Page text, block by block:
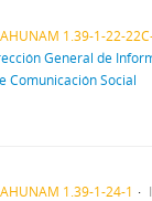
1.39-1-22-
General de
Comunicación Social
1.39-1-24-1